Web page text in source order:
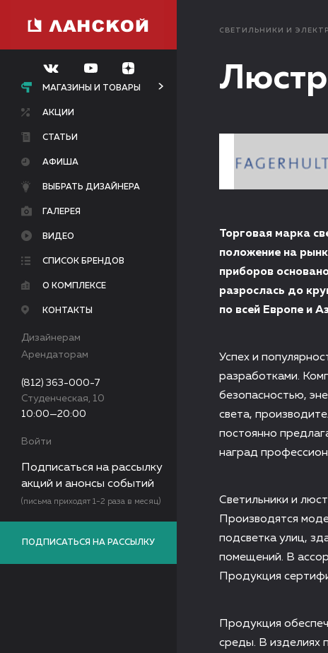
МАГАЗИНЫ И ТОВАРЫ
АКЦИИ
СТАТЬИ
АФИША
ВЫБРАТЬ ДИЗАЙНЕРА
ГАЛЕРЕЯ
ВИДЕО
СПИСОК БРЕНДОВ
О КОМПЛЕКСЕ
КОНТАКТЫ
Дизайнерам
Арендаторам
(812) 363-000-7
Студенческая, 10
10:00—20:00
Войти
Подписаться на рассылку
акций и анонсы событий
(письма приходят 1-2 раза в месяц)
ПОДПИСАТЬСЯ НА РАССЫЛКУ
СВЕТИЛЬНИКИ И
Торговая марка
положение на
приборов
разрослась до
по всей Европе и
Успех и
разработками.
безопасностью,
света,
постоянно
наград
Светильники и
Производятся
подсветка улиц,
помещений. В
Продукция
Продукция
среды. В изделиях